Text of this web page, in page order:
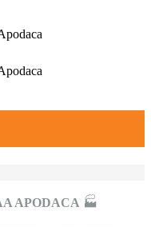
APODACA 🏭